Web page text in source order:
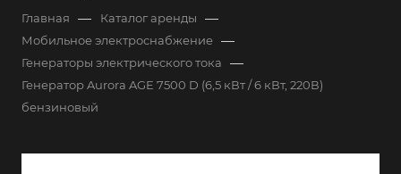
Главная — Каталог аренды —
Мобильное электроснабжение —
Генераторы электрического тока —
Генератор Aurora AGE 7500 D (6,5 кВт / 6 кВт, 220В)
бензиновый